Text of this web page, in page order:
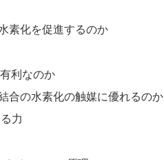
素化を促進するのか
利なのか
合の水素化の触媒に優れるのか
力